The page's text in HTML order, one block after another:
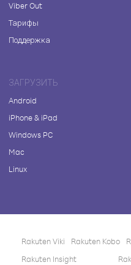
Viber Out
Тарифы
Поддержка
ЗАГРУЗИТЬ
Android
iPhone & iPad
Windows PC
Mac
Linux
Rakuten Viki Rakuten Kobo
Rakuten Insight